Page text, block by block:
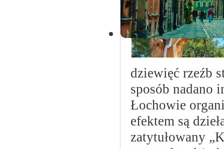
dziewięć rzeźb
sposób nadano
Łochowie
efektem są
zatytułowany